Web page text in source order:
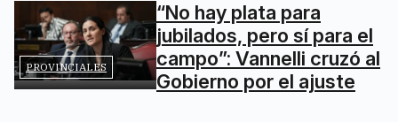
PROVINCIALES
“No hay plata para
jubilados, pero sí para el
campo”: Vannelli cruzó al
Gobierno por el ajuste